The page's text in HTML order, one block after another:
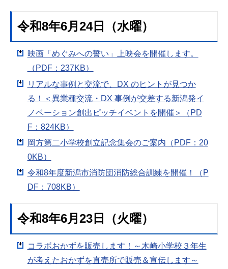
令和8年6月24日（水曜）
映画「めぐみへの誓い」上映会を開催します。
（PDF：237KB）
リアルな事例と交流で、DX のヒントが見つか
る！＜異業種交流・DX 事例が交差する新潟発イ
ノベーション創出ピッチイベントを開催＞（PD
F：824KB）
岡方第二小学校創立記念集会のご案内（PDF：20
0KB）
令和8年度新潟市消防団消防総合訓練を開催！（P
DF：708KB）
令和8年6月23日（火曜）
コラボおかずを販売します！～木崎小学校３年生
が考えたおかずを直売所で販売＆宣伝します～